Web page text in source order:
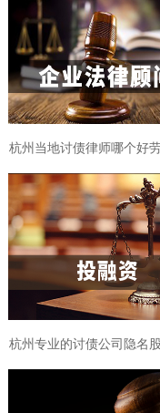
杭州当地讨债律师哪个好
杭州专业的讨债公司隐名